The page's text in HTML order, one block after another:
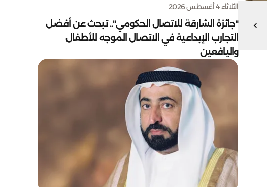
الثلاثاء 4 أغسطس 2026
"جائزة الشارقة للاتصال الحكومي".. تبحث عن أفضل
التجارب الإبداعية في الاتصال الموجه للأطفال
واليافعين